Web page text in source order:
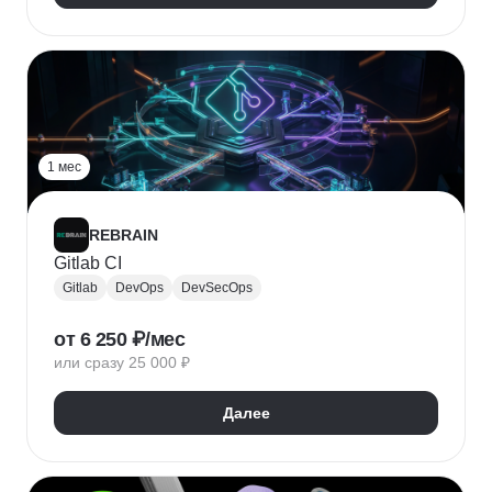
1 мес
REBRAIN
Gitlab CI
Gitlab DevOps DevSecOps
от 6 250 ₽/мес
или сразу 25 000 ₽
Далее